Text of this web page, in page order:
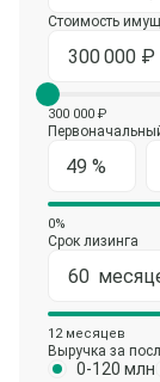
Стоимость
300 000 ₽
0%
Срок лизинга
12 месяцев
Выручка за
0-120 млн